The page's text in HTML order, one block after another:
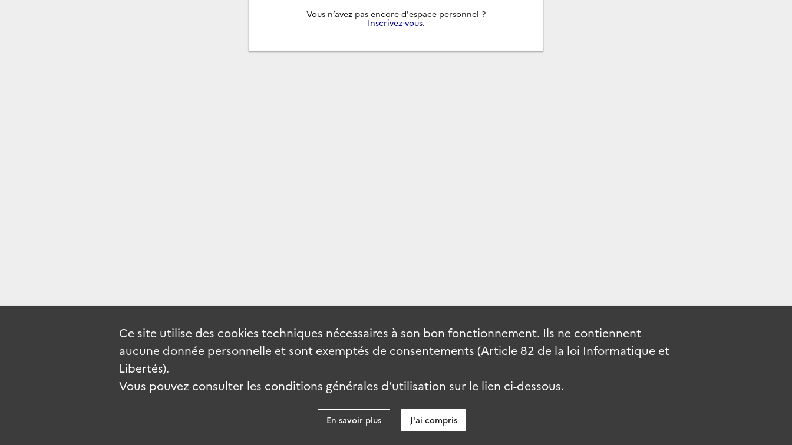
Vous n’avez pas encore d'espace personnel ?
Inscrivez-vous.
Ce site utilise des cookies techniques nécessaires à son bon fonctionnement. Ils ne contiennent
aucune donnée personnelle et sont exemptés de consentements (Article 82 de la loi Informatique et
Libertés).
Vous pouvez consulter les conditions générales d’utilisation sur le lien ci-dessous.
En savoir plus J'ai compris